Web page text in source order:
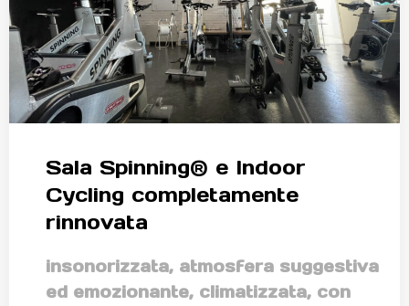
Sala Spinning® e Indoor
Cycling completamente
rinnovata
insonorizzata, atmosfera suggestiva
ed emozionante, climatizzata, con